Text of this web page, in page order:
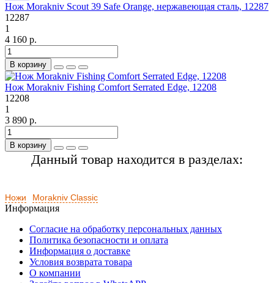
Нож Morakniv Scout 39 Safe Orange, нержавеющая сталь, 12287
12287
1
4 160 р.
В корзину
Нож Morakniv Fishing Comfort Serrated Edge, 12208
12208
1
3 890 р.
В корзину
Данный товар находится в разделах:
Ножи Morakniv Classic
Информация
Согласие на обработку персональных данных
Политика безопасности и оплата
Информация о доставке
Условия возврата товара
О компании